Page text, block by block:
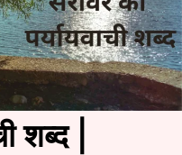
शब्द |